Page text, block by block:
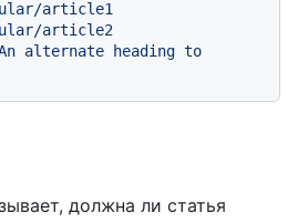
article1
article2
alternate heading to
должна ли статья